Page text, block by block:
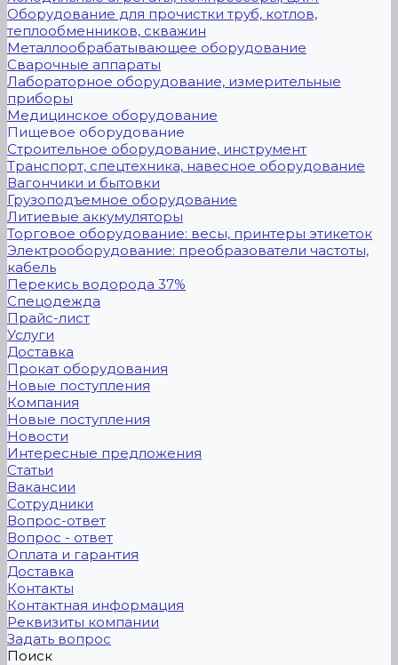
Оборудование для прочистки труб, котлов,
теплообменников, скважин
Металлообрабатывающее оборудование
Сварочные аппараты
Лабораторное оборудование, измерительные
приборы
Медицинское оборудование
Пищевое оборудование
Строительное оборудование, инструмент
Транспорт, спецтехника, навесное оборудование
Вагончики и бытовки
Грузоподъемное оборудование
Литиевые аккумуляторы
Торговое оборудование: весы, принтеры этикеток
Электрооборудование: преобразователи частоты,
кабель
Перекись водорода 37%
Спецодежда
Прайс-лист
Услуги
Доставка
Прокат оборудования
Новые поступления
Компания
Новые поступления
Новости
Интересные предложения
Статьи
Вакансии
Сотрудники
Вопрос-ответ
Вопрос - ответ
Оплата и гарантия
Доставка
Контакты
Контактная информация
Реквизиты компании
Задать вопрос
Поиск